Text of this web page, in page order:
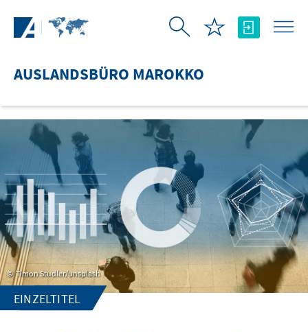
AUSLANDSBÜRO MAROKKO
Timon Studler/unsplash
EINZELTITEL